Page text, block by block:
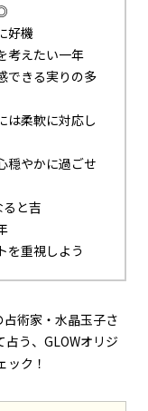
好機
考えたい一年
きる実りの多
柔軟に対応し
やかに過ごせ
と吉
重視しよう
術家・水晶玉子さ
う、GLOWオリジ
ク！